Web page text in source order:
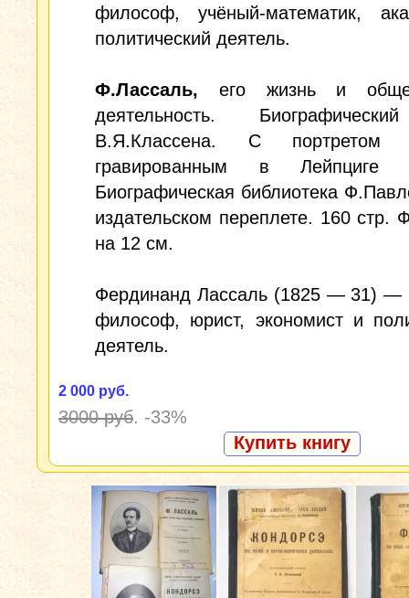
философ, учёный-математик,
политический деятель.
Ф.Лассаль, его жизнь и
деятельность.
В.Я.Классена. С портретом
гравированным в Лейпциге
Биографическая библиотека
издательском переплете. 160 стр.
на 12 см.
Фердинанд Лассаль (1825 — 31) —
философ, юрист, экономист и
деятель.
2 000 руб.
3000 руб. -33%
Купить книгу